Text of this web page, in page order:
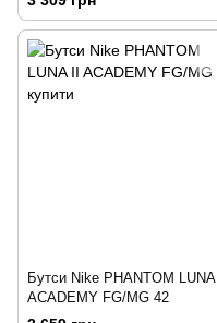
Бутси Nike PHANTOM
ACADEMY FG/MG 42